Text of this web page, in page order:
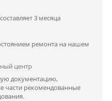
3 месяца
ремонта на нашем
центр
документацию,
части рекомендованные